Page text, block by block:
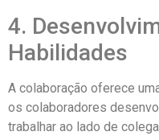
4.
Habilidades
A colaboração oferece
os colaboradores
trabalhar ao lado de